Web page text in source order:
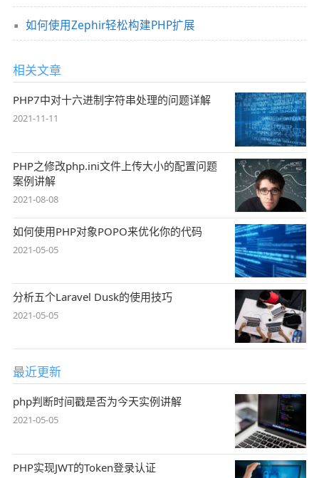
如何使用Zephir轻松构建PHP扩展
相关文章
PHP7中对十六进制字符串处理的问题详解
2021-11-11
PHP之修改php.ini文件上传大小的配置问题
案例讲解
2021-08-08
如何使用PHP对象POPO来优化你的代码
2021-05-05
分析五个Laravel Dusk的使用技巧
2021-05-05
最近更新
php判断时间戳是否为今天实例讲解
2021-05-05
PHP实现JWT的Token登录认证